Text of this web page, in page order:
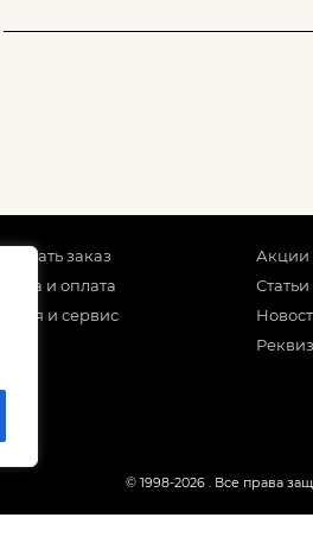
сделать заказ
и оплата
и сервис
Акции
Статьи
© 1998-2026. Все права